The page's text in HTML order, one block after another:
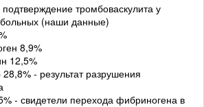
тромбоваскулита у
(наши данные)
8,9%
12,5%
- результат разрушения
- свидетели перехода фибриногена в